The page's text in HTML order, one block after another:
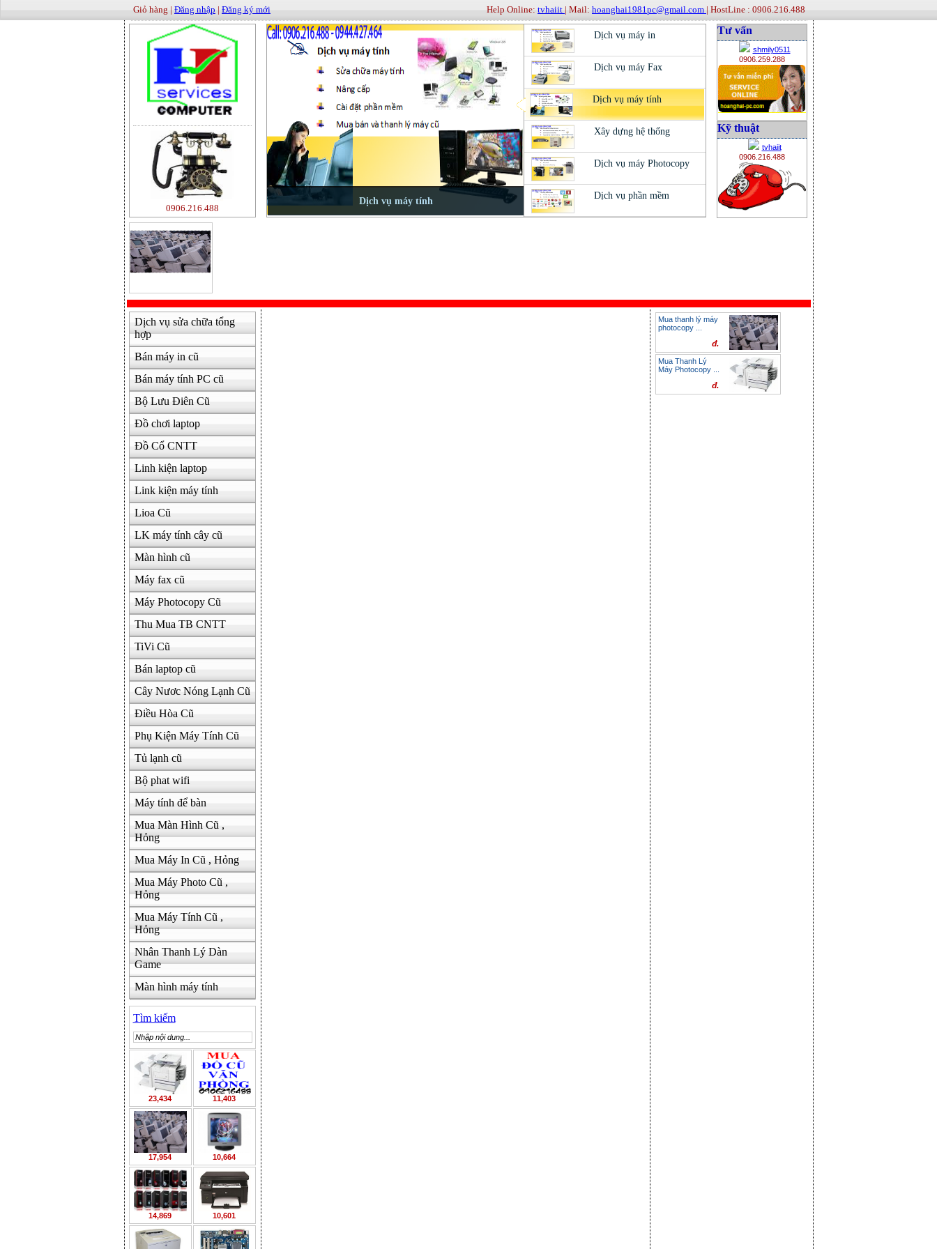
Giỏ hàng | Đăng nhập | Đăng ký mới Help Online: tvhaiit | Mail: hoanghai1981pc@gmail.com | HostLine : 0906.216.488
0906.216.488
Tư vấn
shmily0511
0906.259.288
Kỹ thuật
tvhaiit
0906.216.488
500000
Dịch vụ sửa chữa tổng
hợp
Bán máy in cũ
Bán máy tính PC cũ
Bộ Lưu Điên Cũ
Đồ chơi laptop
Đồ Cổ CNTT
Linh kiện laptop
Link kiện máy tính
Lioa Cũ
LK máy tính cây cũ
Màn hình cũ
Máy fax cũ
Máy Photocopy Cũ
Thu Mua TB CNTT
TiVi Cũ
Bán laptop cũ
Cây Nươc Nóng Lạnh Cũ
Điều Hòa Cũ
Phụ Kiện Máy Tính Cũ
Tủ lạnh cũ
Bộ phat wifi
Máy tính để bàn
Mua Màn Hình Cũ ,
Hỏng
Mua Máy In Cũ , Hỏng
Mua Máy Photo Cũ ,
Hỏng
Mua Máy Tính Cũ ,
Hỏng
Nhân Thanh Lý Dàn
Game
Màn hình máy tính
Tìm kiếm
23,434 11,403
17,954 10,664
14,869 10,601
Mua thanh lý máy
photocopy ...
đ.
Mua Thanh Lý
Máy Photocopy ...
đ.